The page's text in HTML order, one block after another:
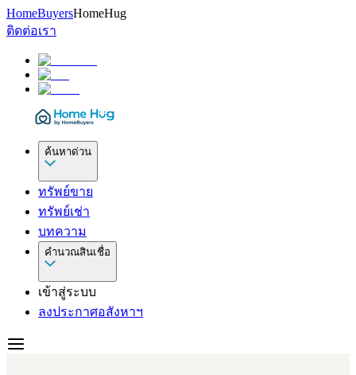
HomeBuyersHomeHug
ติดต่อเรา
ค้นหาด่วน
ทรัพย์ขาย
ทรัพย์เช่า
บทความ
คำนวณสินเชื่อ
เข้าสู่ระบบ
ลงประกาศอสังหาฯ